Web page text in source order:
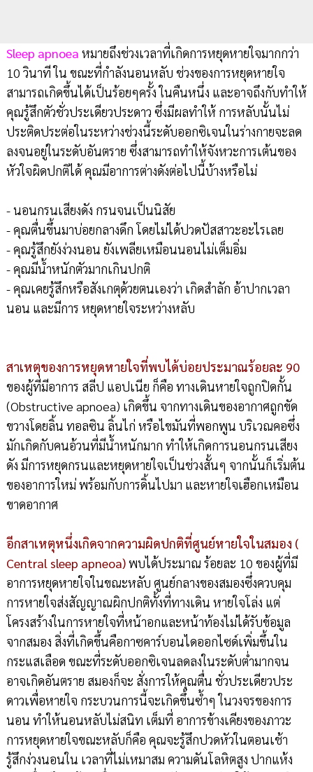
Sleep apnoea หมายถึงช่วงเวลาที่เกิดการหยุดหายใจมากกว่า
10 วินาที ใน ขณะที่กำลังนอนหลับ ช่วงของการหยุดหายใจ
สามารถเกิดขึ้นได้เป็นร้อยๆครั้ง ในคืนหนึ่ง และอาจถึงกับทำให้
คุณรู้สึกตัวชั่วประเดียวประดาว ซึ่งมีผลทำให้ การหลับนั้นไม่
ประติดประต่อในระหว่างช่วงนี้ระดับออกซิเจนในร่างกายจะลด
ลงจนอยู่ในระดับอันตราย ซึ่งสามารถทำให้จังหวะการเต้นของ
หัวใจผิดปกติได้ คุณมีอาการต่างดังต่อไปนี้บ้างหรือไม่
- นอนกรนเสียงดัง กรนจนเป็นนิสัย
- คุณตื่นขึ้นมาบ่อยกลางดึก โดยไม่ได้ปวดปัสสาวะอะไรเลย
- คุณรู้สึกยังง่วงนอน ยังเพลียเหมือนนอนไม่เต็มอิ่ม
- คุณมีน้ำหนักตัวมากเกินปกติ
- คุณเคยรู้สึกหรือสังเกตุด้วยตนเองว่า เกิดสำลัก อ้าปากเวลา
นอน และมีการ หยุดหายใจระหว่างหลับ
สาเหตุของการหยุดหายใจที่พบได้บ่อยประมาณร้อยละ 90
ของผู้ที่มีอาการ สลีป แอปเนีย ก็คือ ทางเดินหายใจถูกปิดกั้น
(Obstructive apnoea) เกิดขึ้น จากทางเดินของอากาศถูกขัด
ขวางโดยลิ้น ทอลซิน ลิ้นไก่ หรือไขมันที่พอกพูน บริเวณคอซึ่ง
มักเกิดกับคนอ้วนที่มีน้ำหนักมาก ทำให้เกิดการนอนกรนเสียง
ดัง มีการหยุดกรนและหยุดหายใจเป็นช่วงสั้นๆ จากนั้นก็เริ่มต้น
ของอาการใหม่ พร้อมกับการดิ้นไปมา และหายใจเฮือกเหมือน
ขาดอากาศ
อีกสาเหตุหนึ่งเกิดจากความผิดปกติที่ศูนย์หายใจในสมอง (
Central sleep apneoa)พบได้ประมาณ ร้อยละ 10 ของผู้ที่มี
อาการหยุดหายใจในขณะหลับ ศูนย์กลางของสมองซึ่งควบคุม
การหายใจส่งสัญญาณผิกปกติทั้งที่ทางเดิน หายใจโล่ง แต่
โครงสร้างในการหายใจที่หน้าอกและหน้าท้องไม่ได้รับข้อมูล
จากสมอง สิ่งที่เกิดขึ้นคือกาซคาร์บอนไดออกไซด์เพิ่มขึ้นใน
กระแสเลือด ขณะที่ระดับออกซิเจนลดลงในระดับต่ำมากจน
อาจเกิดอันตราย สมองก็จะ สั่งการให้คุณตื่น ชั่วประเดียวประ
ดาวเพื่อหายใจ กระบวนการนี้จะเกิดขึ้นซ้ำๆ ในวงจรของการ
นอน ทำให้นอนหลับไม่สนิท เต็มที่ อาการข้างเคียงของภาวะ
การหยุดหายใจขณะหลับก็คือ คุณจะรู้สึกปวดหัวในตอนเช้า
รู้สึกง่วงนอนใน เวลาที่ไม่เหมาสม ความดันโลหิตสูง ปากแห้ง